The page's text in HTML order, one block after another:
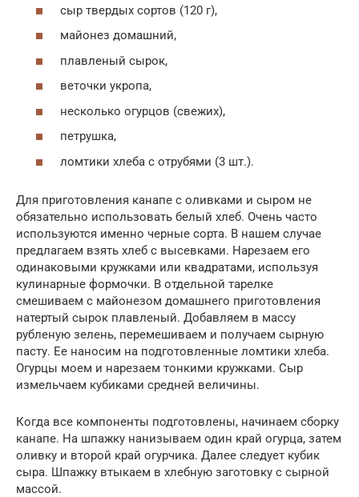
сыр твердых сортов (120 г),
майонез домашний,
плавленый сырок,
веточки укропа,
несколько огурцов (свежих),
петрушка,
ломтики хлеба с отрубями (3 шт.).
Для приготовления канапе с оливками и сыром не
обязательно использовать белый хлеб. Очень часто
используются именно черные сорта. В нашем случае
предлагаем взять хлеб с высевками. Нарезаем его
одинаковыми кружками или квадратами, используя
кулинарные формочки. В отдельной тарелке
смешиваем с майонезом домашнего приготовления
натертый сырок плавленый. Добавляем в массу
рубленую зелень, перемешиваем и получаем сырную
пасту. Ее наносим на подготовленные ломтики хлеба.
Огурцы моем и нарезаем тонкими кружками. Сыр
измельчаем кубиками средней величины.
Когда все компоненты подготовлены, начинаем сборку
канапе. На шпажку нанизываем один край огурца, затем
оливку и второй край огурчика. Далее следует кубик
сыра. Шпажку втыкаем в хлебную заготовку с сырной
массой.